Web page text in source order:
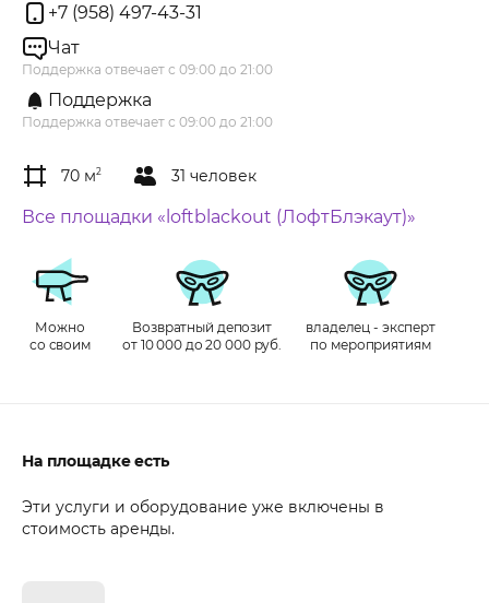
+7 (958) 497-43-31
Чат
Поддержка отвечает с 09:00 до 21:00
Поддержка
Поддержка отвечает с 09:00 до 21:00
70 м2 31 человек
Все площадки «loftblackout (ЛофтБлэкаут)»
Можно
со своим
Возвратный депозит
от 10 000 до 20 000 руб.
владелец - эксперт
по мероприятиям
На площадке есть
Эти услуги и оборудование уже включены в
стоимость аренды.